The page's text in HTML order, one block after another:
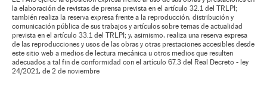
la elaboración de revistas de prensa prevista en el artículo 32.1 del TRLPI;
también realiza la reserva expresa frente a la reproducción, distribución y
comunicación pública de sus trabajos y artículos sobre temas de actualidad
prevista en el artículo 33.1 del TRLPI; y, asimismo, realiza una reserva expresa
de las reproducciones y usos de las obras y otras prestaciones accesibles desde
este sitio web a medios de lectura mecánica u otros medios que resulten
adecuados a tal fin de conformidad con el artículo 67.3 del Real Decreto - ley
24/2021, de 2 de noviembre